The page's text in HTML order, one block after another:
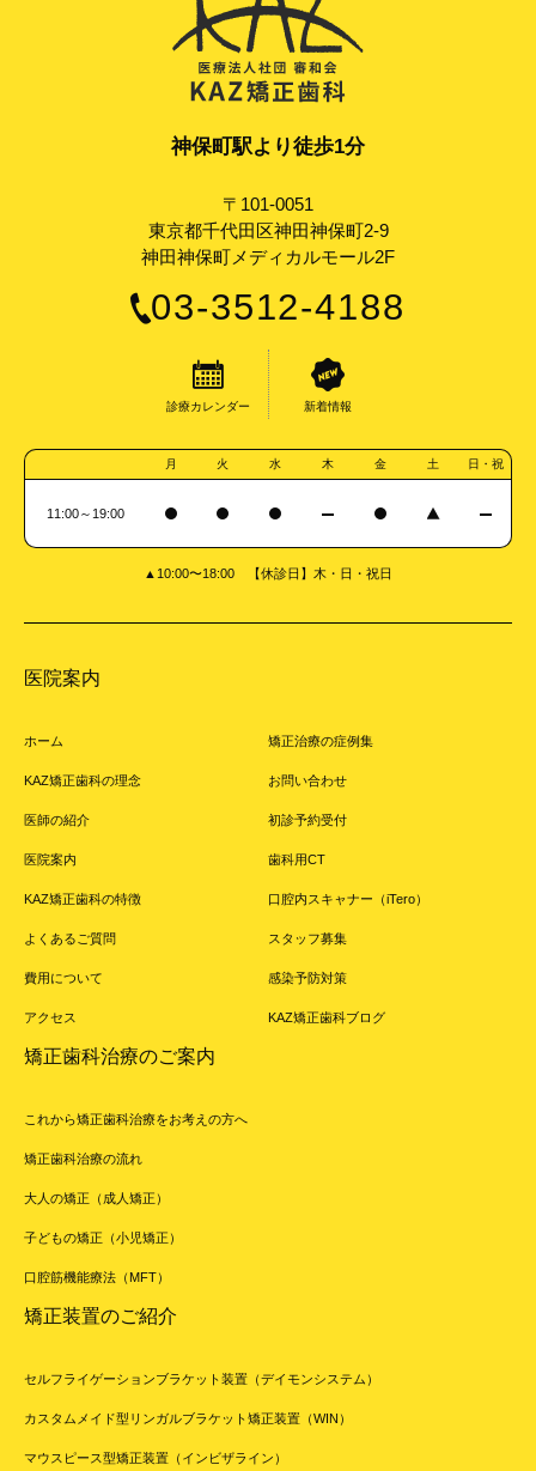
神保町駅より徒歩1分
〒101-0051
東京都千代田区神田神保町2-9
神田神保町メディカルモール2F
03-3512-4188
診療カレンダー 新着情報
月 火 水 木 金 土 日・祝
11:00～19:00
▲10:00〜18:00 【休診日】木・日・祝日
医院案内
ホーム
KAZ矯正歯科の理念
医師の紹介
医院案内
KAZ矯正歯科の特徴
よくあるご質問
費用について
アクセス
矯正治療の症例集
お問い合わせ
初診予約受付
歯科用CT
口腔内スキャナー（iTero）
スタッフ募集
感染予防対策
KAZ矯正歯科ブログ
矯正歯科治療のご案内
これから矯正歯科治療をお考えの方へ
矯正歯科治療の流れ
大人の矯正（成人矯正）
子どもの矯正（小児矯正）
口腔筋機能療法（MFT）
矯正装置のご紹介
セルフライゲーションブラケット装置（デイモンシステム）
カスタムメイド型リンガルブラケット矯正装置（WIN）
マウスピース型矯正装置（インビザライン）